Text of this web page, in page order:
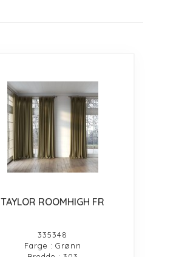
TAYLOR ROOMHIGH FR
335348
Farge : Grønn